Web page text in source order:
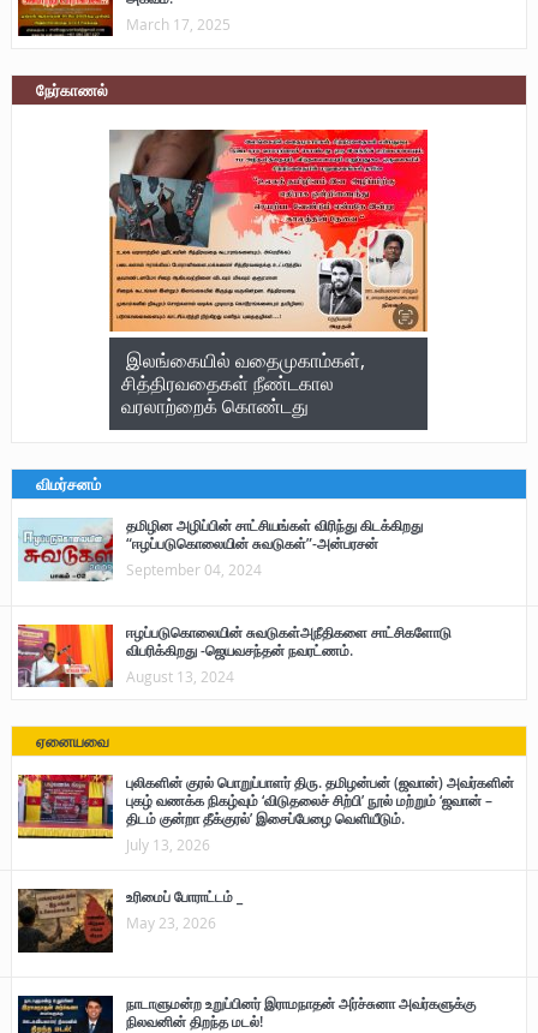
March 17, 2025
நேர்காணல்
இலங்கையில் வதைமுகாம்கள்,
சித்திரவதைகள் நீண்டகால
வரலாற்றைக் கொண்டது
விமர்சனம்
தமிழின அழிப்பின் சாட்சியங்கள் விரிந்து கிடக்கிறது
“ஈழப்படுகொலையின் சுவடுகள்”-அன்பரசன்
September 04, 2024
ஈழப்படுகொலையின் சுவடுகள்அநீதிகளை சாட்சிகளோடு
விபரிக்கிறது -ஜெயவசந்தன் நவரட்ணம்.
August 13, 2024
ஏனையவை
புலிகளின் குரல் பொறுப்பாளர் திரு. தமிழன்பன் (ஜவான்) அவர்களின்
புகழ் வணக்க நிகழ்வும் ‘விடுதலைச் சிற்பி’ நூல் மற்றும் ‘ஜவான் –
திடம் குன்றா தீக்குரல்’ இசைப்பேழை வெளியீடும்.
July 13, 2026
உரிமைப் போராட்டம் _
May 23, 2026
நாடாளுமன்ற உறுப்பினர் இராமநாதன் அர்ச்சுனா அவர்களுக்கு
நிலவனின் திறந்த மடல்!